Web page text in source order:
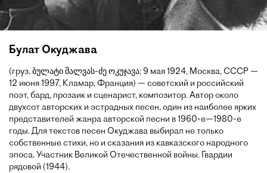
Булат Окуджава
(груз. ბულატი შალვას-ძე ოკუჯავა; 9 мая 1924, Москва, СССР —
12 июня 1997, Кламар, Франция) — советский и российский
поэт, бард, прозаик и сценарист, композитор. Автор около
двухсот авторских и эстрадных песен, один из наиболее ярких
представителей жанра авторской песни в 1960-е—1980-е
годы. Для текстов песен Окуджава выбирал не только
собственные стихи, но и сказания из кавказского народного
эпоса. Участник Великой Отечественной войны. Гвардии
рядовой (1944).